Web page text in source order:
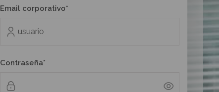
Email corporativo*
Contraseña*